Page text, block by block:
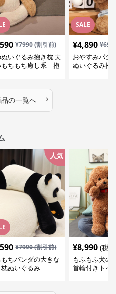
¥7990(割引前)
ぬいぐるみ抱き枕 大
もちもち癒し系｜抱
SALE
¥4,890 ¥
おやすみパジ
ぬいぐるみ抱
の一覧へ ›
人気
¥7990(割引前)
もちパンダの大きな
枕ぬいぐるみ
¥8,990 (税
もふもふ犬の
首輪付きトイ